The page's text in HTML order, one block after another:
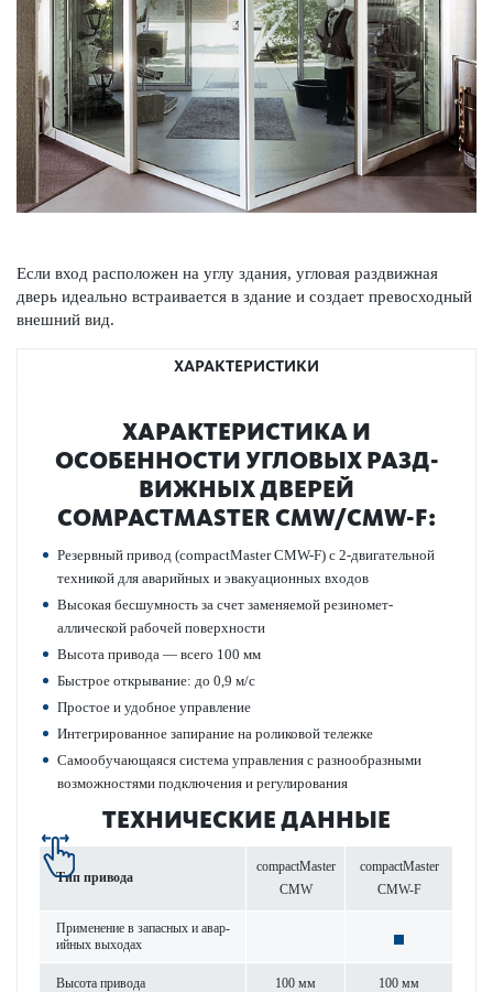
Если вход распол­ожен на углу здания, угловая раз­д­вижная
дверь идеально встраивается в здание и создает превосходный
внешний вид.
ХАРАКТЕРИСТИКИ
ХАР­АКТЕР­И­С­ТИКА И
ОСОБЕННОСТИ УГЛОВЫХ РАЗ­Д­
ВИЖНЫХ ДВЕРЕЙ
COMPACTMASTER CMW/CMW-F:
Рез­ервный привод (compactMaster CMW-F) с 2-двигательной
техникой для авар­ийных и эвакуацио­нных входов
Выс­окая бесшумность за счет заменяемой рези­номет­
аллической рабочей пове­рхности
Высота при­вода — всего 100 мм
Быстрое открывание: до 0,9 м/с
Про­стое и удобное управ­ление
Интегриро­ванное запирание на роли­к­овой тел­ежке
Самообучающаяся сис­тема управ­ления с разнообразными
возможно­с­тями под­ключения и регулирования
ТЕХНИЧЕСКИЕ ДАННЫЕ
Тип при­вода
compactMaster
CMW
compactMaster
CMW-F
Применение в запасных и авар­
ийных выходах
Высота при­вода 100 мм 100 мм